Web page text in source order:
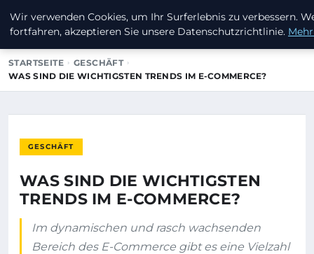
INVESTORENKAPITAL24
STARTSEITE
GESCHÄFT
WAS SIND DIE WICHTIGSTEN TRENDS IM E-COMMERCE?
GESCHÄFT
WAS SIND DIE WICHTIGSTEN
TRENDS IM E-COMMERCE?
Im dynamischen und rasch wachsenden
Bereich des E-Commerce gibt es eine Vielzahl
Wir verwenden Cookies, um Ihr Surferlebnis zu verbessern.
fortfahren, akzeptieren Sie unsere Datenschutzrichtlinie.